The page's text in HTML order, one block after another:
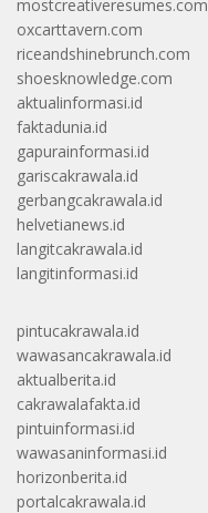
mostcreativeresumes.com
oxcarttavern.com
riceandshinebrunch.com
shoesknowledge.com
aktualinformasi.id
faktadunia.id
gapurainformasi.id
gariscakrawala.id
gerbangcakrawala.id
helvetianews.id
langitcakrawala.id
langitinformasi.id
pintucakrawala.id
wawasancakrawala.id
aktualberita.id
cakrawalafakta.id
pintuinformasi.id
wawasaninformasi.id
horizonberita.id
portalcakrawala.id